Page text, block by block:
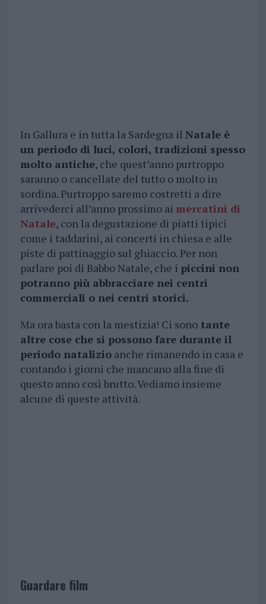
In Gallura e in tutta la Sardegna il Natale è
un periodo di luci, colori, tradizioni spesso
molto antiche, che quest’anno purtroppo
saranno o cancellate del tutto o molto in
sordina. Purtroppo saremo costretti a dire
arrivederci all’anno prossimo ai mercatini di
Natale, con la degustazione di piatti tipici
come i taddarini, ai concerti in chiesa e alle
piste di pattinaggio sul ghiaccio. Per non
parlare poi di Babbo Natale, che i piccini non
potranno più abbracciare nei centri
commerciali o nei centri storici.
Ma ora basta con la mestizia! Ci sonotante
altre cose che si possono fare durante il
periodo natalizioanche rimanendo in casa e
contando i giorni che mancano alla fine di
questo anno così brutto. Vediamo insieme
alcune di queste attività.
Guardare film